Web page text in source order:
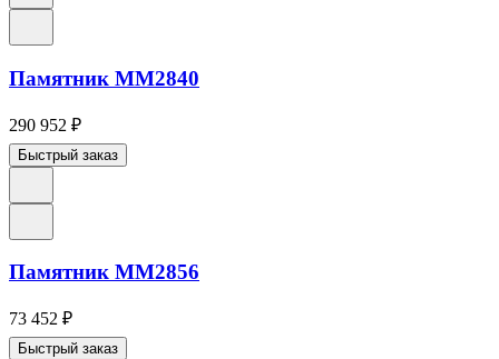
Памятник ММ2840
290 952 ₽
Быстрый заказ
Памятник ММ2856
73 452 ₽
Быстрый заказ